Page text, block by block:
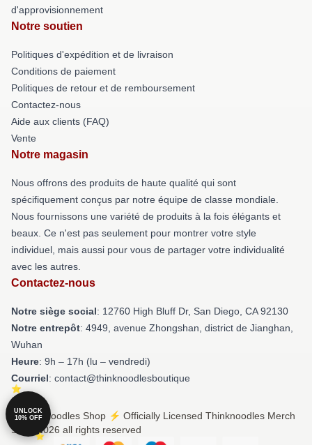
d'approvisionnement
Notre soutien
Politiques d'expédition et de livraison
Conditions de paiement
Politiques de retour et de remboursement
Contactez-nous
Aide aux clients (FAQ)
Vente
Notre magasin
Nous offrons des produits de haute qualité qui sont
spécifiquement conçus par notre équipe de classe mondiale.
Nous fournissons une variété de produits à la fois élégants et
beaux. Ce n'est pas seulement pour montrer votre style
individuel, mais aussi pour vous de partager votre individualité
avec les autres.
Contactez-nous
Notre siège social: 12760 High Bluff Dr, San Diego, CA 92130
Notre entrepôt: 4949, avenue Zhongshan, district de Jianghan,
Wuhan
Heure: 9h – 17h (lu – vendredi)
Courriel: contact@thinknoodlesboutique
© Thinknoodles Shop ⚡️ Officially Licensed Thinknoodles Merch
Store 2026 all rights reserved
UNLOCK
10% OFF